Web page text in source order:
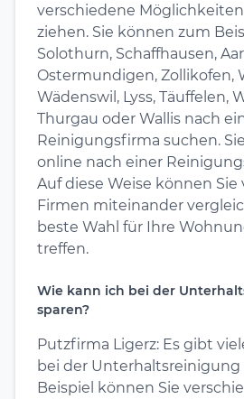
verschiedene
ziehen. Sie können zum
Solothurn, Schaffhausen,
Ostermundigen, Zollikofen,
Wädenswil, Lyss, Täuffelen,
Thurgau oder Wallis nach
Reinigungsfirma suchen.
online nach einer
Auf diese Weise können Sie
Firmen miteinander
beste Wahl für Ihre
treffen.
Wie kann ich bei der
sparen?
Putzfirma Ligerz: Es gibt
bei der Unterhaltsreinigung
Beispiel können Sie